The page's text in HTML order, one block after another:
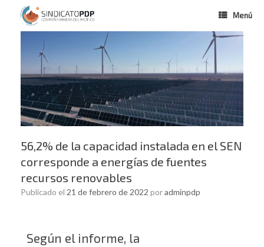
Menú
56,2% de la capacidad instalada en el SEN
corresponde a energías de fuentes
recursos renovables
Publicado el 21 de febrero de 2022 poradminpdp
Según el informe, la